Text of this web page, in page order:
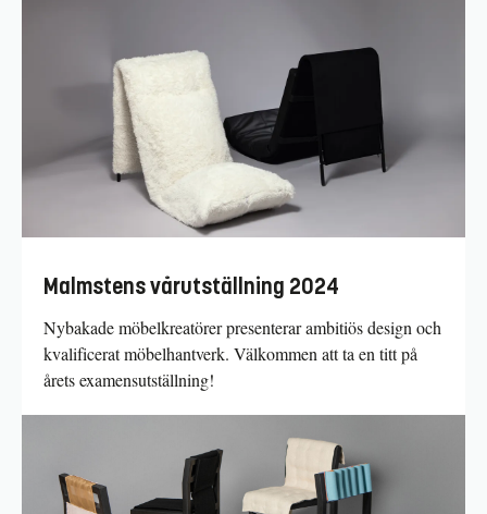
Malmstens vårutställning 2024
Nybakade möbelkreatörer presenterar ambitiös design och
kvalificerat möbelhantverk. Välkommen att ta en titt på
årets examensutställning!